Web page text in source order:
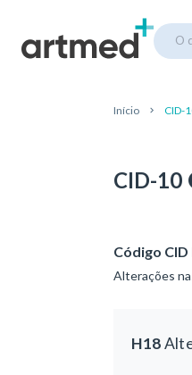
O
Início CID-
CID-10
Código CID
Alterações
H18